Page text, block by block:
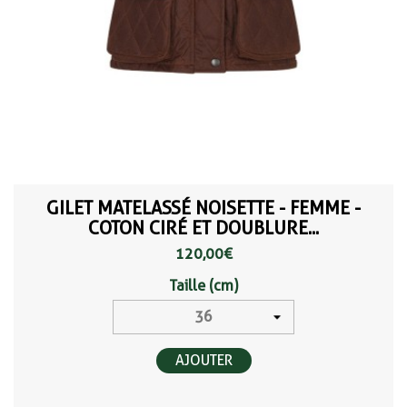
GILET MATELASSÉ NOISETTE - FEMME -
COTON CIRÉ ET DOUBLURE...
120,00 €
Taille (cm)
AJOUTER